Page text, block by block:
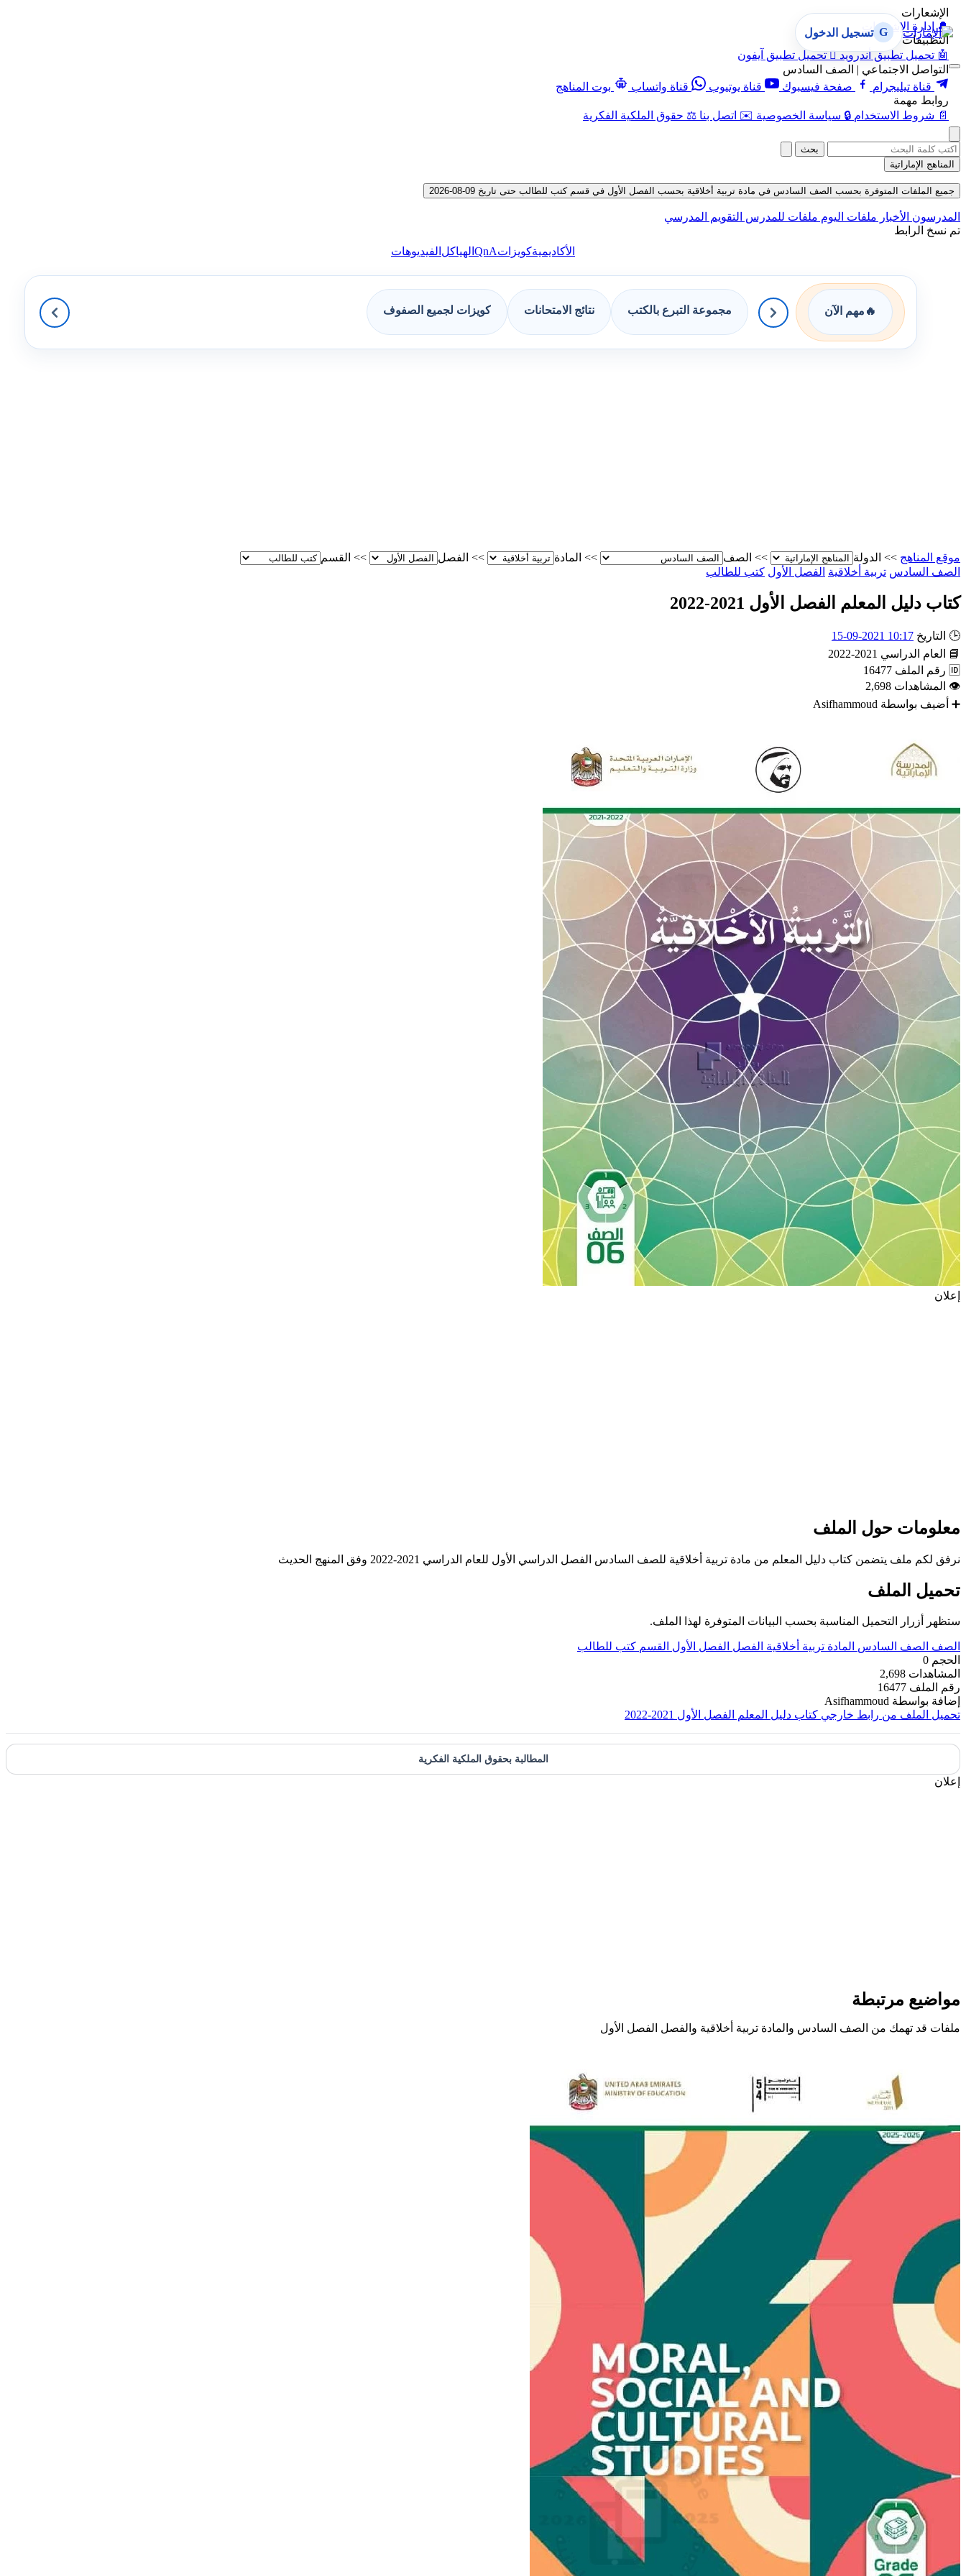
الإشعارات
🔔 إدارة الإشعارات
التطبيقات
🤖 تحميل تطبيق أندرويد  تحميل تطبيق آيفون
التواصل الاجتماعي | الصف السادس
قناة تيليجرام
صفحة فيسبوك قناة يوتيوب قناة واتساب
بوت المناهج
روابط مهمة
📄 شروط الاستخدام 🔒 سياسة الخصوصية ✉️ اتصل بنا ⚖️ حقوق الملكية الفكرية
G تسجيل الدخول
بحث
المناهج الإماراتية
جميع الملفات المتوفرة بحسب الصف السادس في مادة تربية أخلاقية بحسب الفصل الأول في قسم كتب للطالب حتى تاريخ 09-08-2026
المدرسون الأخبار ملفات اليوم ملفات للمدرس التقويم المدرسي
تم نسخ الرابط
الأكاديميةكويزاتQnA الهياكل الفيديوهات
🔥 مهم الآن مجموعة التبرع بالكتب نتائج الامتحانات كويزات لجميع الصفوف
موقع المناهج >> الدولة >> الصف >> المادة >> الفصل >> القسم
الصف السادس تربية أخلاقية الفصل الأول كتب للطالب
كتاب دليل المعلم الفصل الأول 2021-2022
🕒 التاريخ 10:17 2021-09-15
📘
العام الدراسي 2021-2022
🆔 رقم الملف 16477
👁 المشاهدات 2,698
➕ أضيف بواسطة Asifhammoud
إعلان
معلومات حول الملف
نرفق لكم ملف يتضمن كتاب دليل المعلم من مادة تربية أخلاقية للصف السادس الفصل الدراسي الأول للعام الدراسي 2021-2022 وفق المنهج الحديث
تحميل الملف
ستظهر أزرار التحميل المناسبة بحسب البيانات المتوفرة لهذا الملف.
الصف الصف السادس المادة تربية أخلاقية الفصل الفصل الأول القسم كتب للطالب
الحجم 0
المشاهدات 2,698
رقم الملف 16477
إضافة بواسطة Asifhammoud
تحميل الملف من رابط خارجي كتاب دليل المعلم الفصل الأول 2021-2022
المطالبة بحقوق الملكية الفكرية
إعلان
مواضيع مرتبطة
ملفات قد تهمك من الصف السادس والمادة تربية أخلاقية والفصل الفصل الأول